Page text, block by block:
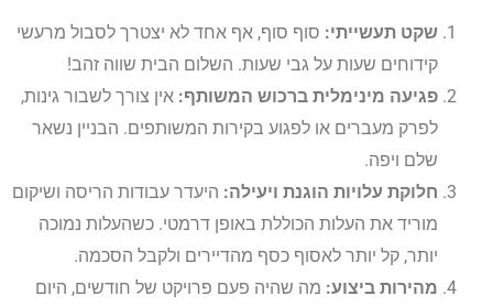
שקט תעשייתי: סוף סוף, אף אחד לא יצטרך לסבול מרעשי
קידוחים שעות על גבי שעות. השלום הבית שווה זהב!
פגיעה מינימלית ברכוש המשותף: אין צורך לשבור גינות,
לפרק מעברים או לפגוע בקירות המשותפים. הבניין נשאר
שלם ויפה.
חלוקת עלויות הוגנת ויעילה: היעדר עבודות הריסה ושיקום
מוריד את העלות הכוללת באופן דרמטי. כשהעלות נמוכה
יותר, קל יותר לאסוף כסף מהדיירים ולקבל הסכמה.
מהירות ביצוע: מה שהיה פעם פרויקט של חודשים, היום